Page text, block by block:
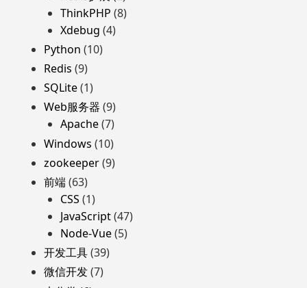
ThinkPHP (8)
Xdebug (4)
Python (10)
Redis (9)
SQLite(1)
Web服务器 (9)
Apache(7)
Windows (10)
zookeeper(9)
前端(63)
CSS (1)
JavaScript(47)
Node-Vue(5)
开发工具(39)
微信开发(7)